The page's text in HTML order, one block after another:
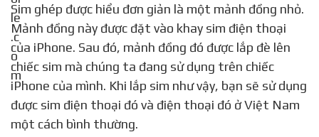
Sim ghép được hiểu đơn giản là một mảnh đồng nhỏ.
Mảnh đồng này được đặt vào khay sim điện thoại
của iPhone. Sau đó, mảnh đồng đó được lắp đè lên
chiếc sim mà chúng ta đang sử dụng trên chiếc
iPhone của mình. Khi lắp sim như vậy, bạn sẽ sử dụng
được sim điện thoại đó và điện thoại đó ở Việt Nam
một cách bình thường.